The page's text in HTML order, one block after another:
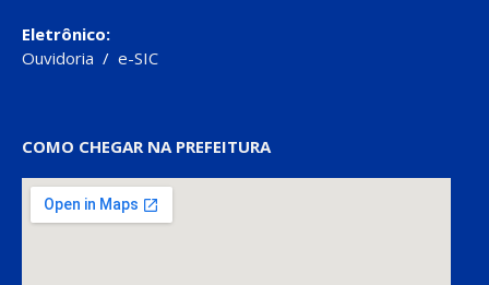
Eletrônico:
Ouvidoria / e-SIC
COMO CHEGAR NA PREFEITURA